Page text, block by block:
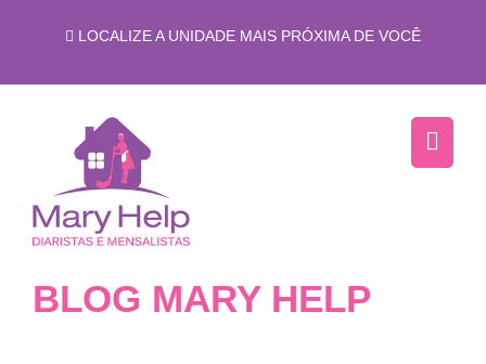
LOCALIZE A UNIDADE MAIS PRÓXIMA DE VOCÊ
BLOG MARY HELP